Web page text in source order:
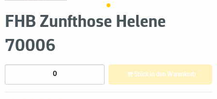
FHB Zunfthose Helene
70006
Stück in den Warenkorb